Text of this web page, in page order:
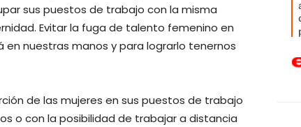
sus puestos de trabajo con la misma
Evitar la fuga de talento femenino en
nuestras manos y para lograrlo tenernos
de las mujeres en sus puestos de trabajo
o con la posibilidad de trabajar a distancia